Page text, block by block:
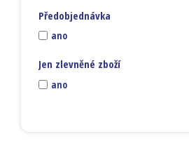
Předobjednávka
ano
Jen zlevněné zboží
ano